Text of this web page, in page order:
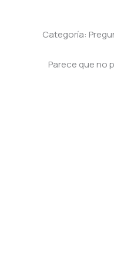
Categoría:
Parece que no